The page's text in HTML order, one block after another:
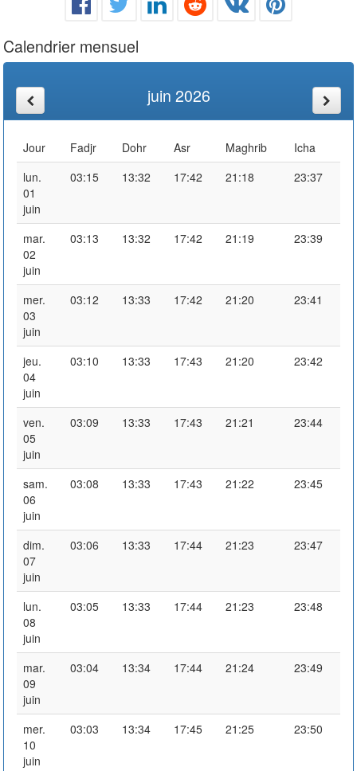
Calendrier mensuel
juin 2026
Jour Fadjr Dohr Asr Maghrib
Icha
lun.
01
juin
03:15 13:32 17:42 21:18 23:37
mar.
02
juin
03:13 13:32 17:42 21:19 23:39
mer.
03
juin
03:12 13:33 17:42 21:20 23:41
jeu.
04
juin
03:10 13:33 17:43 21:20 23:42
ven.
05
juin
03:09 13:33 17:43 21:21 23:44
sam.
06
juin
03:08 13:33 17:43 21:22 23:45
dim.
07
juin
03:06 13:33 17:44 21:23 23:47
lun.
08
juin
03:05 13:33 17:44 21:23 23:48
mar.
09
juin
03:04 13:34 17:44 21:24 23:49
mer.
10
juin
03:03 13:34 17:45 21:25 23:50